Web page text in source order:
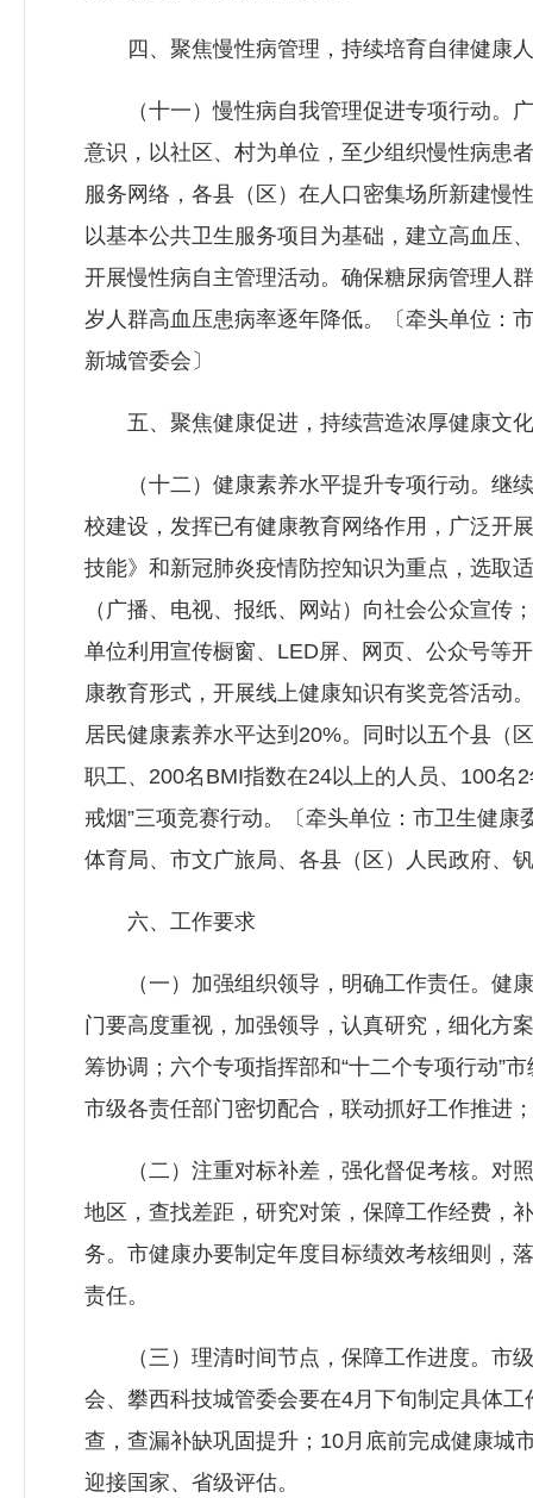
四、聚焦慢性病管理，持续培育自律健康
（十一）慢性病自我管理促进专项行动。广
意识，以社区、村为单位，至少组织慢性病患
服务网络，各县（区）在人口密集场所新建慢
以基本公共卫生服务项目为基础，建立高血压
开展慢性病自主管理活动。确保糖尿病管理人
岁人群高血压患病率逐年降低。〔牵头单位：
新城管委会〕
五、聚焦健康促进，持续营造浓厚健康文化
（十二）健康素养水平提升专项行动。继续
校建设，发挥已有健康教育网络作用，广泛开
技能》和新冠肺炎疫情防控知识为重点，选取
（广播、电视、报纸、网站）向社会公众宣
单位利用宣传橱窗、LED屏、网页、公众号等
康教育形式，开展线上健康知识有奖竞答活动
居民健康素养水平达到20%。同时以五个县（
职工、200名BMI指数在24以上的人员、100名
戒烟”三项竞赛行动。〔牵头单位：市卫生健
体育局、市文广旅局、各县（区）人民政府、
六、工作要求
（一）加强组织领导，明确工作责任。健康
门要高度重视，加强领导，认真研究，细化方
筹协调；六个专项指挥部和“十二个专项行动”
市级各责任部门密切配合，联动抓好工作推进
（二）注重对标补差，强化督促考核。对照
地区，查找差距，研究对策，保障工作经费，
务。市健康办要制定年度目标绩效考核细则，
责任。
（三）理清时间节点，保障工作进度。市级
会、攀西科技城管委会要在4月下旬制定具体
查，查漏补缺巩固提升；10月底前完成健康城
迎接国家、省级评估。